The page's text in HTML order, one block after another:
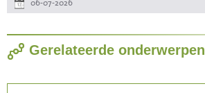
06-07-2026
Gerelateerde onderwerpen